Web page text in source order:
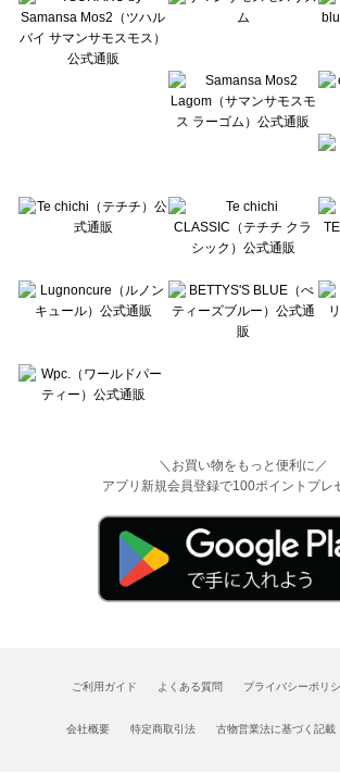
BETTY'S BLUE（べティーズブルー）の一覧
Wpc.（ワールドパーティー）の一覧
＼お買い物をもっと便利に／
アプリ新規会員登録で100ポイントプレ
ご利用ガイド よくある質問 プライバシーポリ
会社概要 特定商取引法 古物営業法に基づく記載